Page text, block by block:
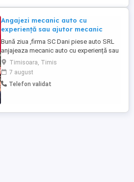
Angajezi mecanic auto cu
experiență sau ajutor mecanic
Bună ziua ,firma SC Dani piese auto SRL
anjajeaza mecanic auto cu experiență sau
ajutor mecanic punctul de lucru situat pe
calea sagului 157
Timisoara, Timis
7 august
Telefon validat